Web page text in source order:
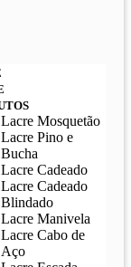
Lacre Mosquetão
Lacre Pino e
Bucha
Lacre Cadeado
Lacre Cadeado
Blindado
Lacre Manivela
Lacre Cabo de
Aço